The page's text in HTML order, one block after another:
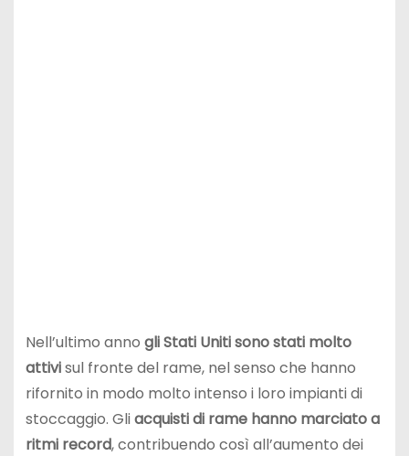
Nell’ultimo anno gli Stati Uniti sono stati molto
attivisul fronte del rame, nel senso che hanno
rifornito in modo molto intenso i loro impianti di
stoccaggio. Gliacquisti di rame hanno marciato a
ritmi record, contribuendo così all’aumento dei